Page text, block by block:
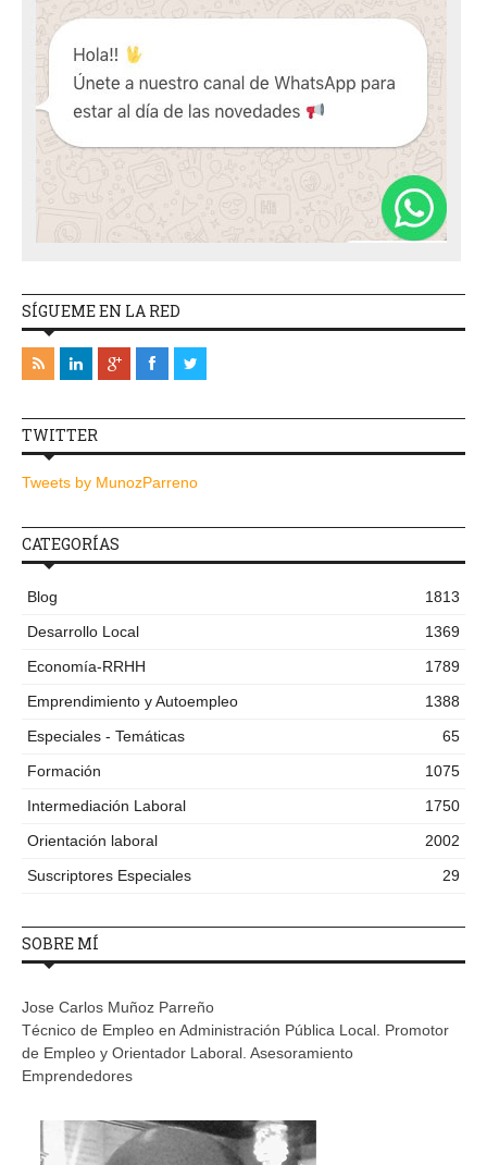
SÍGUEME EN LA RED
TWITTER
Tweets by MunozParreno
CATEGORÍAS
Blog
1813
Desarrollo Local
1369
Economía-RRHH
1789
Emprendimiento y Autoempleo
1388
Especiales - Temáticas
65
Formación
1075
Intermediación Laboral
1750
Orientación laboral
2002
Suscriptores Especiales
29
SOBRE MÍ
Jose Carlos Muñoz Parreño
Técnico de Empleo en Administración Pública Local. Promotor
de Empleo y Orientador Laboral. Asesoramiento
Emprendedores